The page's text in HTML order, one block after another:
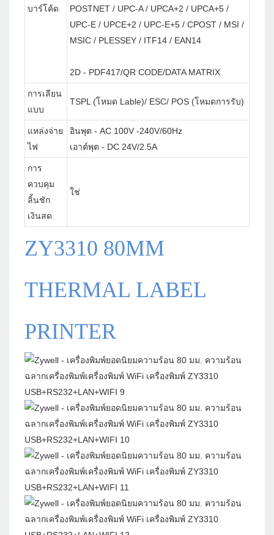
บาร์โค้ด
POSTNET / UPC-A / UPCA+2 / UPCA+5 /
UPC-E / UPCE+2 / UPC-E+5 / CPOST / MSI /
MSIC / PLESSEY / ITF14 / EAN14
2D - PDF417/QR CODE/DATA MATRIX
การเลียน
แบบ
TSPL (โหมด Lable)/ ESC/ POS (โหมดการรับ)
แหล่งจ่าย
ไฟ
อินพุต - AC 100V -240V/60Hz
เอาต์พุต - DC 24V/2.5A
การ
ควบคุม
ลิ้นชัก
เงินสด
ใช่
ZY3310 80MM
THERMAL LABEL
PRINTER